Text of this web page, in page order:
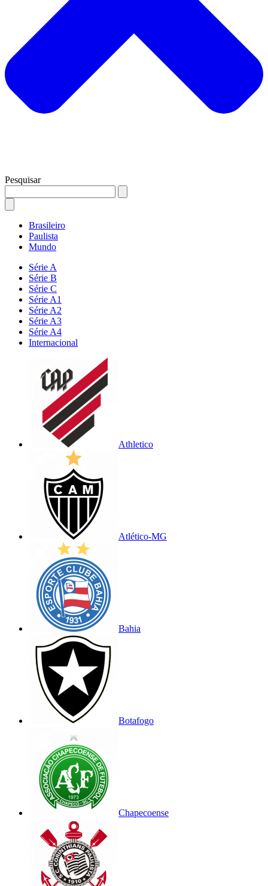
Pesquisar
Brasileiro
Paulista
Mundo
Série A
Série B
Série C
Série A1
Série A2
Série A3
Série A4
Internacional
Athletico
Atlético-MG
Bahia
Botafogo
Chapecoense